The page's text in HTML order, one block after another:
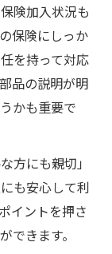
険加入状況も
保険にしっか
を持って対応
品の説明が明
かも重要で
方にも親切」
も安心して利
イントを押さ
できます。